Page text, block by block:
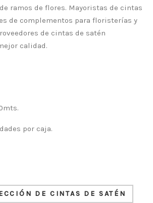
ramos de flores. Mayoristas de cintas
de complementos para floristerías y
de cintas de satén
calidad.
por caja.
DE CINTAS DE SATÉN